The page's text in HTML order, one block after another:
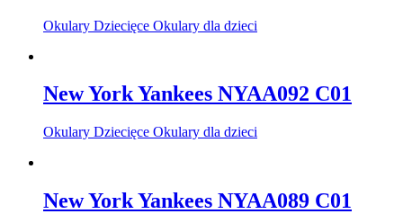
Okulary Dziecięce Okulary dla dzieci
New York Yankees NYAA092 C01
Okulary Dziecięce Okulary dla dzieci
New York Yankees NYAA089 C01